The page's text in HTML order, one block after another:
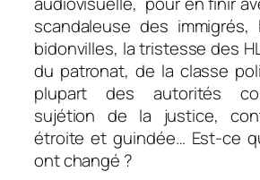
scandaleuse des
bidonvilles, la tristesse des
du patronat, de la classe
plupart des autorités
sujétion de la justice,
étroite et guindée… Est-ce
ont changé ?